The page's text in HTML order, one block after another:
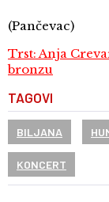
(Pančevac)
Trst: Anja
bronzu
TAGOVI
BILJANA
KONCERT